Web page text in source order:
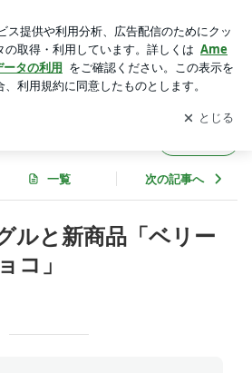
て ブログの更新通知
を受け取りまし
開く
一覧 次の記事へ
ルと新商品「ベリー
コ」